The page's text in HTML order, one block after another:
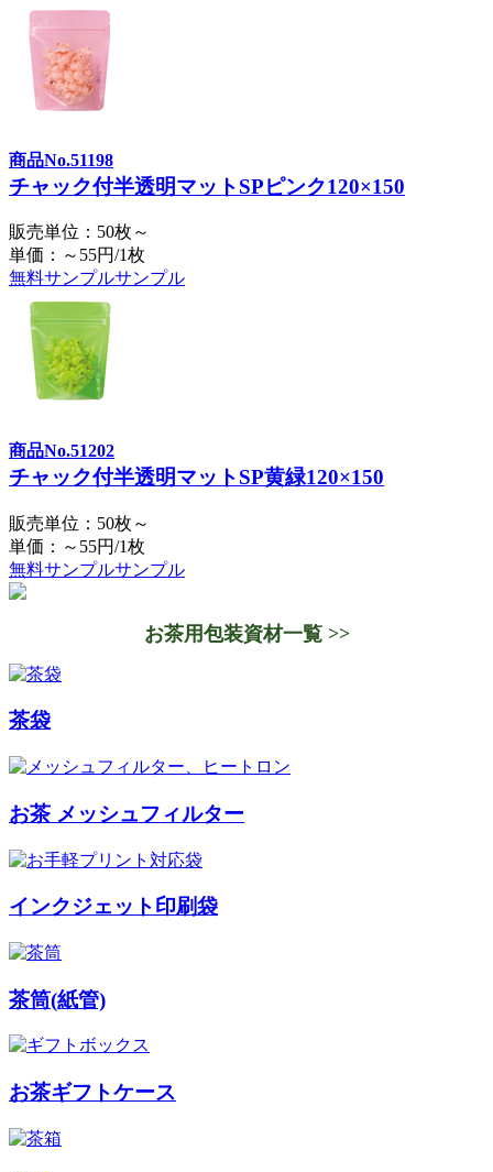
商品No.51198
チャック付半透明マットSPピンク120×150
販売単位：50枚～
単価：～55円/1枚
無料サンプルサンプル
商品No.51202
チャック付半透明マットSP黄緑120×150
販売単位：50枚～
単価：～55円/1枚
無料サンプルサンプル
お茶用包装資材一覧 >>
茶袋
お茶 メッシュフィルター
インクジェット印刷袋
茶筒(紙管)
お茶ギフトケース